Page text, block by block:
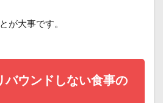
が大事です。
バウンドしない食事の